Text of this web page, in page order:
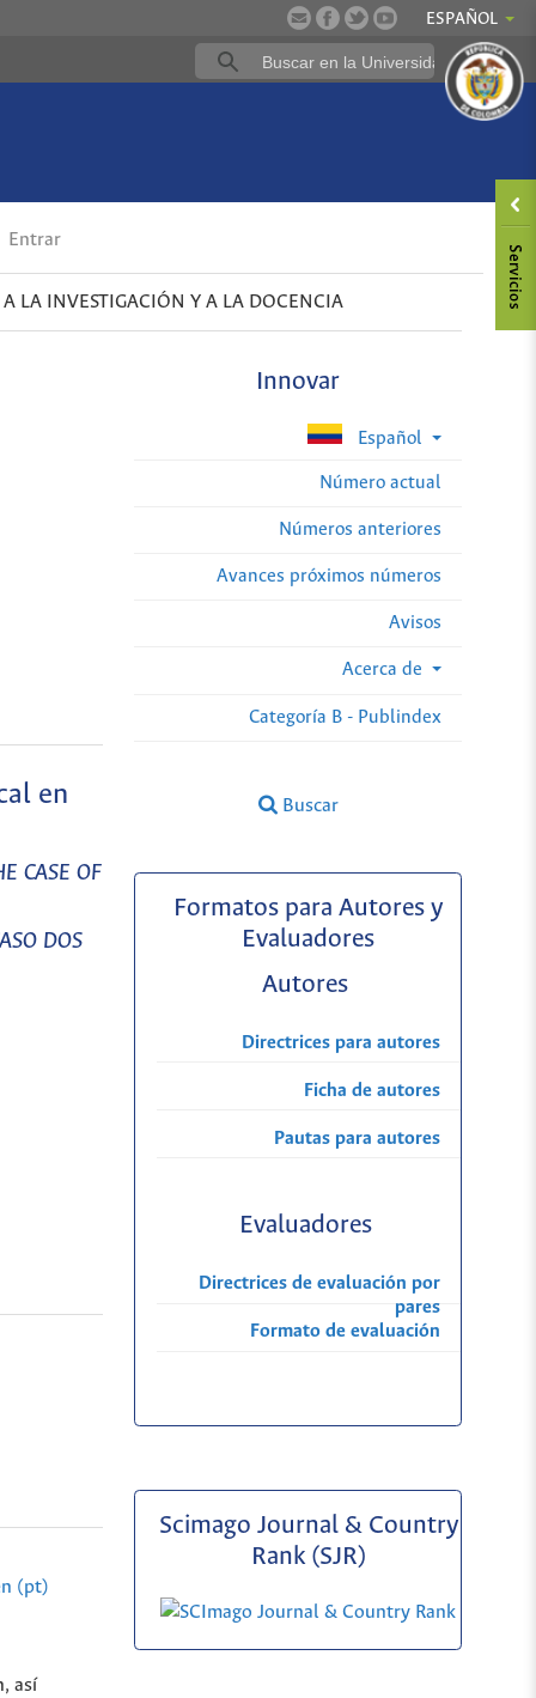
ESPAÑOL
Entrar
A LA INVESTIGACIÓN Y A LA DOCENCIA
Innovar
Español
Número actual
Números anteriores
Avances próximos números
Avisos
Acerca de
Categoría B - Publindex
Buscar
en
CASE OF
DOS
(pt)
así
Formatos para Autores y
Evaluadores
Autores
Directrices para autores
Ficha de autores
Pautas para autores
Evaluadores
Directrices de evaluación por
pares
Formato de evaluación
Scimago Journal & Country
Rank (SJR)